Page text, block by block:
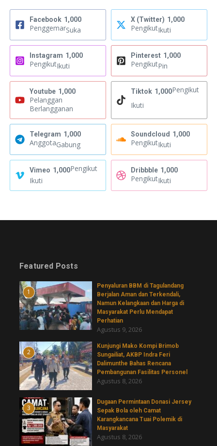
Facebook 1,000
PenggemarSuka
X (Twitter) 1,000
PengikutIkuti
Instagram 1,000
PengikutIkuti
Pinterest 1,000
PengikutPin
Youtube 1,000
Pelanggan
Berlangganan
Tiktok 1,000Pengikut
Ikuti
Telegram 1,000
AnggotaGabung
Soundcloud 1,000
PengikutIkuti
Vimeo 1,000Pengikut
Ikuti
Dribbble 1,000
PengikutIkuti
Featured Posts
1
Penyaluran BBM di Tagulandang
Berjalan Aman dan Terkendali,
Namun Kelangkaan dan Harga di
Masyarakat Perlu Mendapat
Perhatian
Agustus 9, 2026
2
Kunjungi Mako Kompi Brimob
Sungailiat, AKBP Indra Feri
Dalimunthe Bahas Rencana
Pembangunan Fasilitas Personel
Agustus 8, 2026
3
‎Dugaan Permintaan Donasi Jersey
Sepak Bola oleh Camat
Karangkancana Tuai Polemik di
Masyarakat
Agustus 8, 2026